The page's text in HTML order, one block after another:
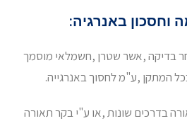
וחסכון באנרגיה:
בדיקה ,אשר שטרן ,חשמלאי מוסמך
המתקן ,ע"מ לחסוך באנרגייה.
בדרכים שונות ,או ע"י בקר תאורה